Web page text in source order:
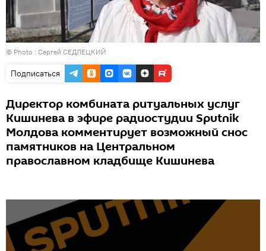
© Photo : Сергей СЕДЛЕЦКИЙ
Подписаться
Директор комбината ритуальных услуг
Кишинева в эфире радиостудии Sputnik
Молдова комментирует возможный снос
памятников на Центральном
православном кладбище Кишинева